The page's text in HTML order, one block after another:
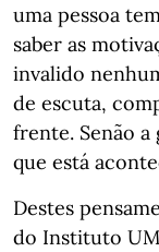
uma pessoa
saber as
invalido
de escuta,
frente. Senão
que está
Destes
do Instituto